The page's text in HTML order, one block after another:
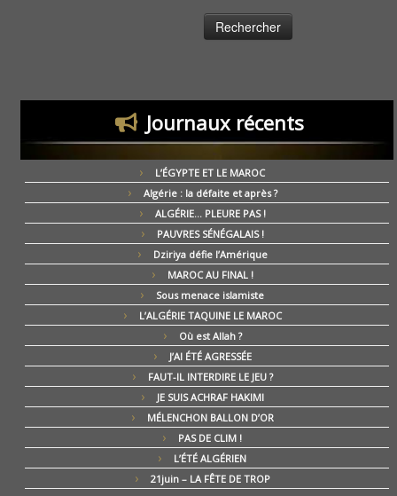
Journaux récents
L’ÉGYPTE ET LE MAROC
Algérie : la défaite et après ?
ALGÉRIE… PLEURE PAS !
PAUVRES SÉNÉGALAIS !
Dziriya défie l’Amérique
MAROC AU FINAL !
Sous menace islamiste
L’ALGÉRIE TAQUINE LE MAROC
Où est Allah ?
J’AI ÉTÉ AGRESSÉE
FAUT-IL INTERDIRE LE JEU ?
JE SUIS ACHRAF HAKIMI
MÉLENCHON BALLON D’OR
PAS DE CLIM !
L’ÉTÉ ALGÉRIEN
21juin – LA FÊTE DE TROP